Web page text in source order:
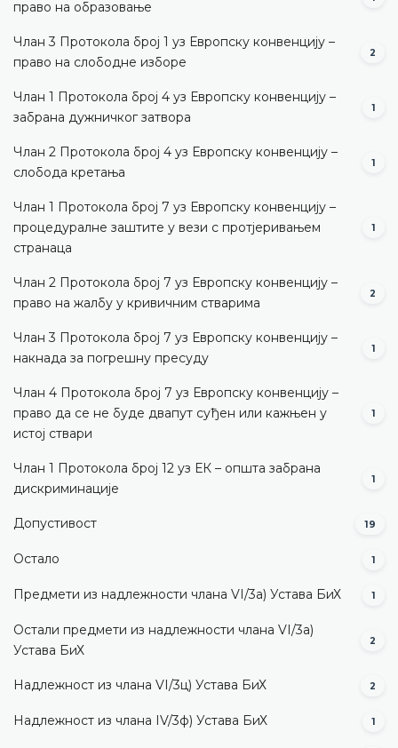
право на образовање
Члан 3 Протокола број 1 уз Европску конвенцију –
право на слободне изборе
2
Члан 1 Протокола број 4 уз Европску конвенцију –
забрана дужничког затвора
1
Члан 2 Протокола број 4 уз Европску конвенцију –
слобода кретања
1
Члан 1 Протокола број 7 уз Европску конвенцију –
процедуралне заштите у вези с протјеривањем
странаца
1
Члан 2 Протокола број 7 уз Европску конвенцију –
право на жалбу у кривичним стварима
2
Члан 3 Протокола број 7 уз Европску конвенцију –
накнада за погрешну пресуду
1
Члан 4 Протокола број 7 уз Европску конвенцију –
право да се не буде двапут суђен или кажњен у
истој ствари
1
Члан 1 Протокола број 12 уз ЕК – општа забрана
дискриминације
1
Допустивост 19
Остало 1
Предмети из надлежности члана VI/3а) Устава БиХ 1
Остали предмети из надлежности члана VI/3а)
Устава БиХ
2
Надлежност из члана VI/3ц) Устава БиХ 2
Надлежност из члана IV/3ф) Устава БиХ 1